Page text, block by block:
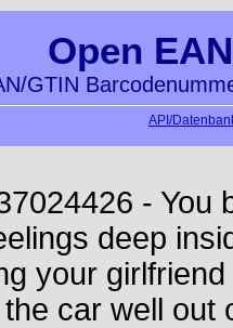
Open
GTIN
API/
- You
deep
your
car well out